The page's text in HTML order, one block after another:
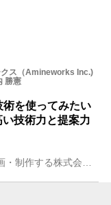
ス（Amineworks Inc.)
勝憲
術を使ってみたい
技術力と提案力